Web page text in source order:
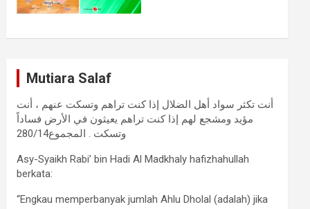
Mutiara Salaf
أنت تكثر سواد أهل الضلال إذا كنت تراهم وتسكت عنهم ، أنت
مؤيد ومشجع لهم إذا كنت تراهم يعيثون في الأرض فساداً
وتسكت . المجموع280/14
Asy-Syaikh Rabi’ bin Hadi Al Madkhaly hafizhahullah
berkata:
“Engkau memperbanyak jumlah Ahlu Dholal (adalah) jika